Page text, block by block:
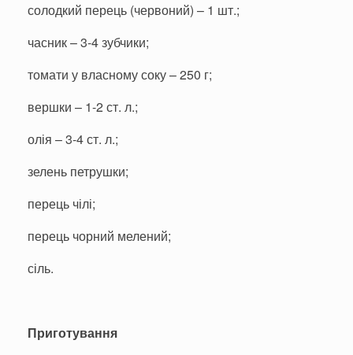
солодкий перець (червоний) – 1 шт.;
часник – 3-4 зубчики;
томати у власному соку – 250 г;
вершки – 1-2 ст. л.;
олія – 3-4 ст. л.;
зелень петрушки;
перець чілі;
перець чорний мелений;
сіль.
Приготування